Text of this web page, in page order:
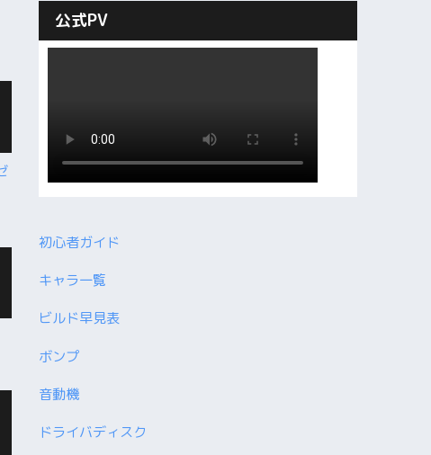
公式PV
初心者ガイド
キャラ一覧
ビルド早見表
ボンプ
音動機
ドライバディスク